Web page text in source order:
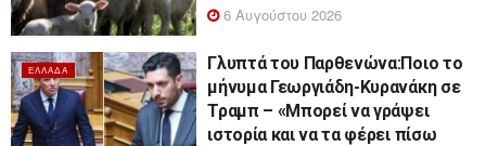
6 Αυγούστου 2026
ΕΛΛΆΔΑ
Γλυπτά του Παρθενώνα:Ποιο το
μήνυμα Γεωργιάδη-Κυρανάκη σε
Τραμπ – «Μπορεί να γράψει
ιστορία και να τα φέρει πίσω